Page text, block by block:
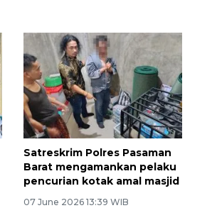
Satreskrim Polres Pasaman
Barat mengamankan pelaku
pencurian kotak amal masjid
07 June 2026 13:39 WIB